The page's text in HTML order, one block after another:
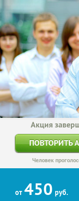
Акция
ПОВТОРИТЬ
Человек
от 450 руб.